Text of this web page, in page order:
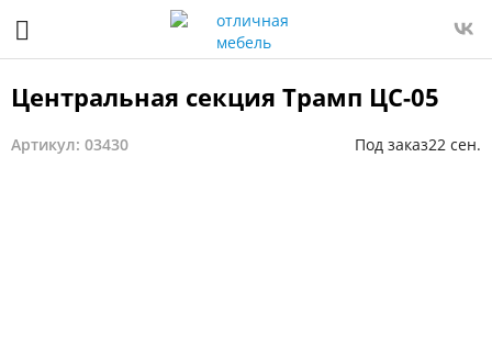
Центральная секция Трамп ЦС-05
Артикул: 03430 Под заказ22 сен.